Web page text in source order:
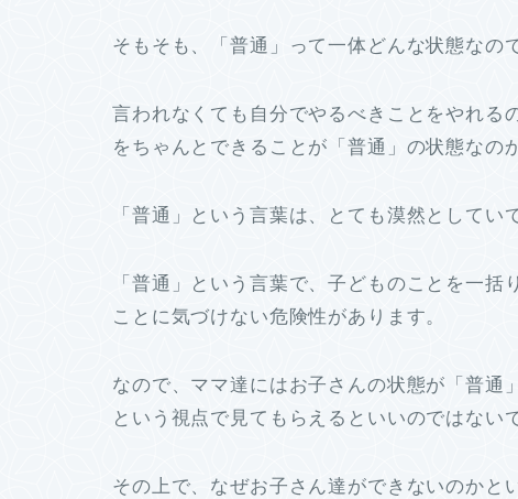
そもそも、 「普通」 って一体どんな状態なの
言われなくても自分でやるべきことをやれる
をちゃんとできることが「普通」の状態なの
「普通」という言葉は、とても漠然としてい
「普通」という言葉で、子どものことを一
ことに気づけない危険性があります。
なので、ママ達にはお子さんの状態が「普通
という視点で見てもらえるといいのではない
その上で、なぜお子さん達ができないのかと